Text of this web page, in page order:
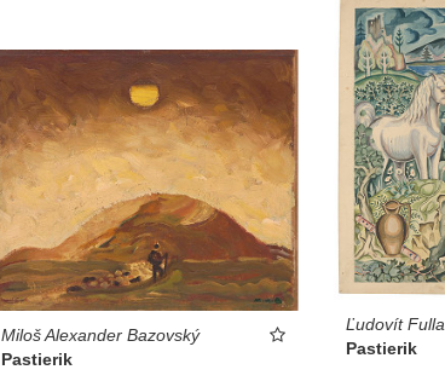
Ľudovít Fulla
Pastierik
Miloš Alexander Bazovský
Pastierik